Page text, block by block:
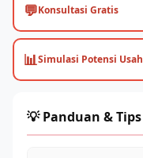
💬Konsultasi Gratis
📊Simulasi Potensi
💡 Panduan &